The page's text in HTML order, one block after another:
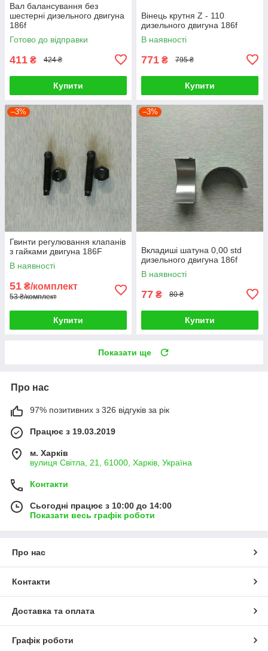
Вал балансування без
шестерні дизельного двигуна
186f
Готово до відправки
411 ₴ 424 ₴
Купити
Вінець крутня Z - 110
дизельного двигуна 186f
В наявності
771 ₴ 795 ₴
Купити
–3%
Гвинти регулювання клапанів
з гайками двигуна 186F
В наявності
51 ₴/комплект
53 ₴/комплект
Купити
–3%
Вкладиші шатуна 0,00 std
дизельного двигуна 186f
В наявності
77 ₴ 80 ₴
Купити
Показати ще
Про нас
97% позитивних з 326 відгуків за рік
Працює з 19.03.2019
м. Харків
вулиця Світла, 21, 61000, Харків, Україна
Контакти
Сьогодні працює з 10:00 до 14:00
Показати весь графік роботи
Про нас
Контакти
Доставка та оплата
Графік роботи